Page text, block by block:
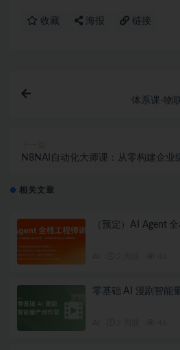
└──  第六周：Client-go
├──  第七周：
│   ├── [ 33M]  4.
│   ├── [ 23M]  5.
│   ├── [169M]  1. 实战一
│   ├── [141M]  2. 实战二
│   ├── [112M]  4. 实战四
│   └── [137K]  第 8 周
│   └── [149M]  2. AlOps
收藏 海报 链接
体系课-物
N8NAI自动化大师课：从零构建企业
相关文章
（预定）AI Agent
零基础 AI 漫剧智能